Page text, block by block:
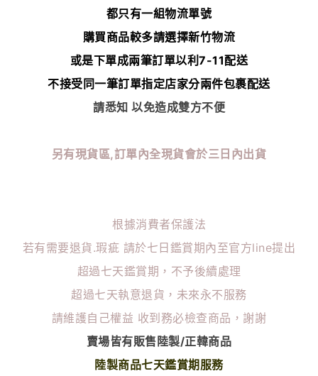
都只有一組物流單號
購買商品較多請選擇新竹物流
或是下單成兩筆訂單以利7-11配送
不接受同一筆訂單指定店家分兩件包裹配送
請悉知 以免造成雙方不便
另有現貨區,訂單內全現貨會於三日內出貨
根據消費者保護法
若有需要退貨.瑕疵 請於七日鑑賞期內至官方line提出
超過七天鑑賞期，不予後續處理
超過七天執意退貨，未來永不服務
請維護自己權益 收到務必檢查商品，謝謝
賣場皆有販售陸製/正韓商品
陸製商品七天鑑賞期服務